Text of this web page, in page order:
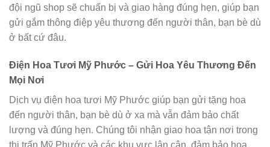
đội ngũ shop sẽ chuẩn bị và giao hàng đúng hẹn, giúp bạn
gửi gắm thông điệp yêu thương đến người thân, bạn bè dù
ở bất cứ đâu.
Điện Hoa Tươi Mỹ Phước – Gửi Hoa Yêu Thương Đến
Mọi Nơi
Dịch vụ điện hoa tươi Mỹ Phước giúp bạn gửi tặng hoa
đến người thân, bạn bè dù ở xa mà vẫn đảm bảo chất
lượng và đúng hẹn. Chúng tôi nhận giao hoa tận nơi trong
thị trấn Mỹ Phước và các khu vực lân cận, đảm bảo hoa